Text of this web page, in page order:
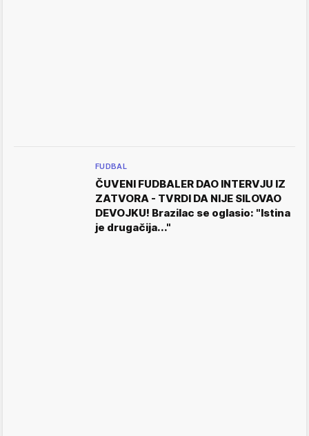
FUDBAL
ČUVENI FUDBALER DAO INTERVJU IZ
ZATVORA - TVRDI DA NIJE SILOVAO
DEVOJKU! Brazilac se oglasio: "Istina
je drugačija..."